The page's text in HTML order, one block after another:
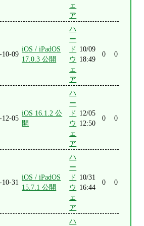
ェ
ア
10-09
iOS / iPadOS
17.0.3 公開
ハ
ー
ド
ウ
ェ
ア
10/09
18:49
0 0
12-05
iOS 16.1.2 公
開
ハ
ー
ド
ウ
ェ
ア
12/05
12:50
0 0
10-31
iOS / iPadOS
15.7.1 公開
ハ
ー
ド
ウ
ェ
ア
10/31
16:44
0 0
ハ